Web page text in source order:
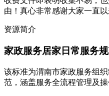
由！真心非常感谢大家一直以
资源简介
家政服务居家日常服务
该标准为渭南市家政服务组
范，涵盖服务全流程管理及